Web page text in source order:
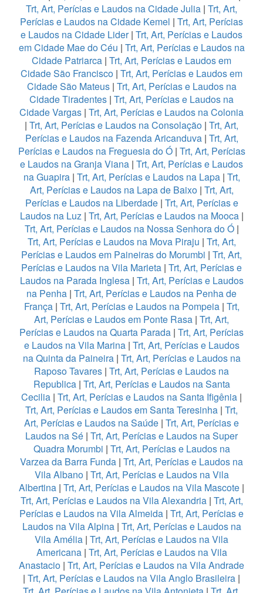
Trt, Art, Perícias e Laudos na Cidade Julia | Trt, Art,
Perícias e Laudos na Cidade Kemel | Trt, Art, Perícias
e Laudos na Cidade Lider| Trt, Art, Perícias e Laudos
em Cidade Mae do Céu | Trt, Art, Perícias e Laudos na
Cidade Patriarca | Trt, Art, Perícias e Laudos em
Cidade São Francisco | Trt, Art, Perícias e Laudos em
Cidade São Mateus| Trt, Art, Perícias e Laudos na
Cidade Tiradentes | Trt, Art, Perícias e Laudos na
Cidade Vargas | Trt, Art, Perícias e Laudos na Colonia
| Trt, Art, Perícias e Laudos na Consolação | Trt, Art,
Perícias e Laudos na Fazenda Aricanduva| Trt, Art,
Perícias e Laudos na Freguesia do Ó| Trt, Art, Perícias
e Laudos na Granja Viana | Trt, Art, Perícias e Laudos
na Guapira| Trt, Art, Perícias e Laudos na Lapa| Trt,
Art, Perícias e Laudos na Lapa de Baixo | Trt, Art,
Perícias e Laudos na Liberdade | Trt, Art, Perícias e
Laudos na Luz| Trt, Art, Perícias e Laudos na Mooca|
Trt, Art, Perícias e Laudos na Nossa Senhora do Ó|
Trt, Art, Perícias e Laudos na Mova Piraju | Trt, Art,
Perícias e Laudos em Paineiras do Morumbi | Trt, Art,
Perícias e Laudos na Vila Marieta | Trt, Art, Perícias e
Laudos na Parada Inglesa | Trt, Art, Perícias e Laudos
na Penha | Trt, Art, Perícias e Laudos na Penha de
França | Trt, Art, Perícias e Laudos na Pompeia| Trt,
Art, Perícias e Laudos em Ponte Rasa | Trt, Art,
Perícias e Laudos na Quarta Parada | Trt, Art, Perícias
e Laudos na Vila Marina| Trt, Art, Perícias e Laudos
na Quinta da Paineira| Trt, Art, Perícias e Laudos na
Raposo Tavares | Trt, Art, Perícias e Laudos na
Republica| Trt, Art, Perícias e Laudos na Santa
Cecilia | Trt, Art, Perícias e Laudos na Santa Ifigênia |
Trt, Art, Perícias e Laudos em Santa Teresinha | Trt,
Art, Perícias e Laudos na Saúde | Trt, Art, Perícias e
Laudos na Sé | Trt, Art, Perícias e Laudos na Super
Quadra Morumbi | Trt, Art, Perícias e Laudos na
Varzea da Barra Funda | Trt, Art, Perícias e Laudos na
Vila Albano| Trt, Art, Perícias e Laudos na Vila
Albertina | Trt, Art, Perícias e Laudos na Vila Mascote |
Trt, Art, Perícias e Laudos na Vila Alexandria| Trt, Art,
Perícias e Laudos na Vila Almeida | Trt, Art, Perícias e
Laudos na Vila Alpina | Trt, Art, Perícias e Laudos na
Vila Amélia | Trt, Art, Perícias e Laudos na Vila
Americana| Trt, Art, Perícias e Laudos na Vila
Anastacio | Trt, Art, Perícias e Laudos na Vila Andrade
| Trt, Art, Perícias e Laudos na Vila Anglo Brasileira |